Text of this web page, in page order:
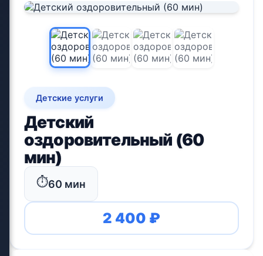
Детские услуги
Детский
оздоровительный (60
мин)
⏱️60 мин
2 400 ₽